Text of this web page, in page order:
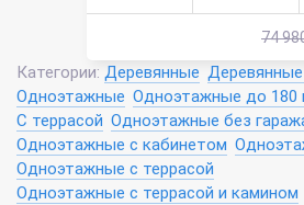
74
Категории: Деревянные
Одноэтажные Одноэтажные до 180
С террасой Одноэтажные без
Одноэтажные с кабинетом
Одноэтажные с террасой
Одноэтажные с террасой и камином